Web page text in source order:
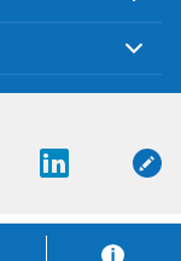
24 de Octubre